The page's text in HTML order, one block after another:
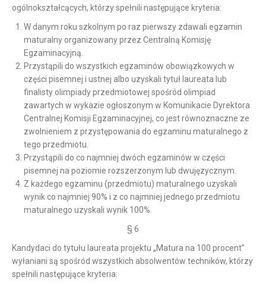
ogólnokształcących, którzy spełnili następujące kryteria:
W danym roku szkolnym po raz pierwszy zdawali egzamin
maturalny organizowany przez Centralną Komisję
Egzaminacyjną.
Przystąpili do wszystkich egzaminów obowiązkowych w
części pisemnej i ustnej albo uzyskali tytuł laureata lub
finalisty olimpiady przedmiotowej spośród olimpiad
zawartych w wykazie ogłoszonym w Komunikacie Dyrektora
Centralnej Komisji Egzaminacyjnej, co jest równoznaczne ze
zwolnieniem z przystępowania do egzaminu maturalnego z
tego przedmiotu.
Przystąpili do co najmniej dwóch egzaminów w części
pisemnej na poziomie rozszerzonym lub dwujęzycznym.
Z każdego egzaminu (przedmiotu) maturalnego uzyskali
wynik co najmniej 90% i z co najmniej jednego przedmiotu
maturalnego uzyskali wynik 100%.
§ 6
Kandydaci do tytułu laureata projektu „Matura na 100 procent”
wyłaniani są spośród wszystkich absolwentów techników, którzy
spełnili następujące kryteria: